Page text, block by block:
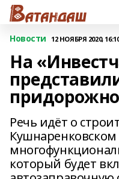
Новости 12 НОЯБРЯ 2020,
На
Речь идёт о
который будет